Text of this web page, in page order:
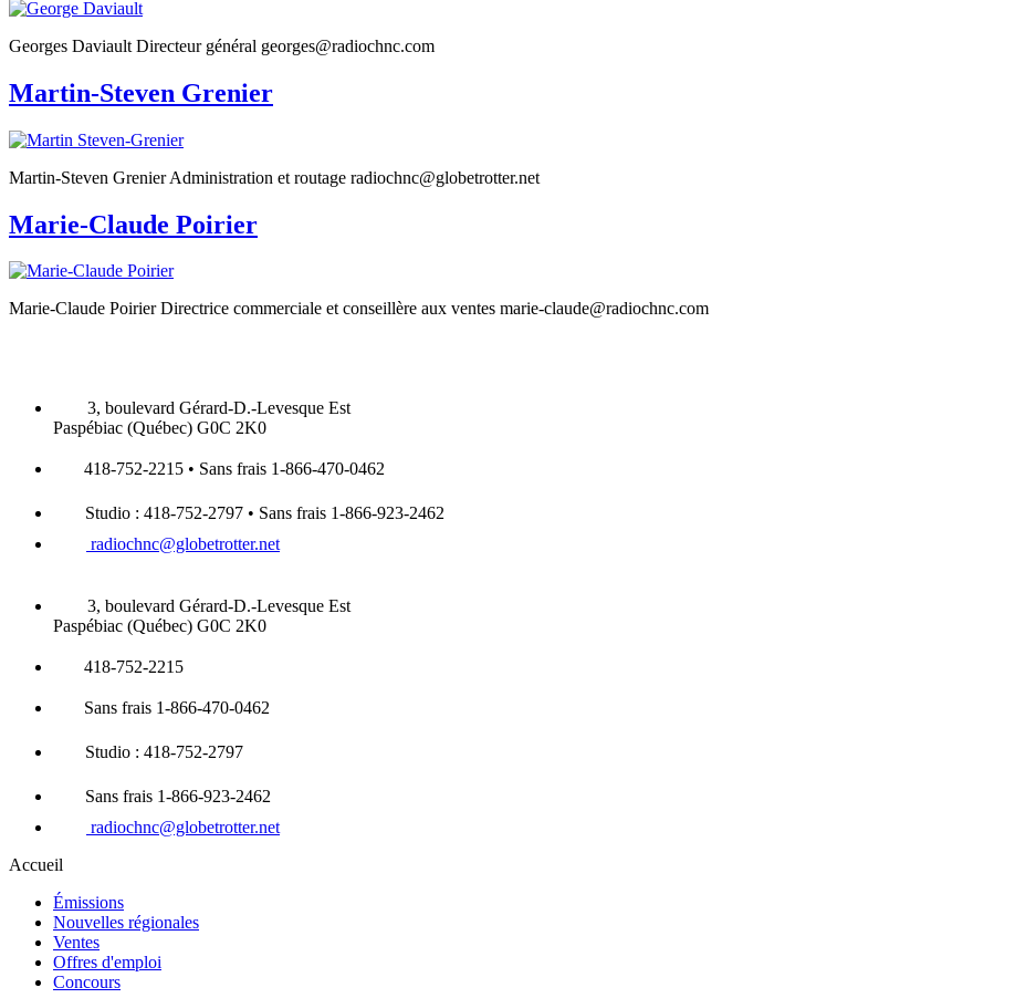
Georges Daviault Directeur général georges@radiochnc.com
Martin-Steven Grenier
Martin-Steven Grenier Administration et routage radiochnc@globetrotter.net
Marie-Claude Poirier
Marie-Claude Poirier Directrice commerciale et conseillère aux ventes marie-claude@radiochnc.com
3, boulevard Gérard-D.-Levesque Est
Paspébiac (Québec) G0C 2K0
418-752-2215 • Sans frais 1-866-470-0462
Studio : 418-752-2797 • Sans frais 1-866-923-2462
radiochnc@globetrotter.net
3, boulevard Gérard-D.-Levesque Est
Paspébiac (Québec) G0C 2K0
418-752-2215
Sans frais 1-866-470-0462
Studio : 418-752-2797
Sans frais 1-866-923-2462
radiochnc@globetrotter.net
Accueil
Émissions
Nouvelles régionales
Ventes
Offres d'emploi
Concours